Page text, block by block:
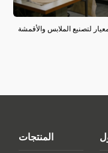
المنتجات